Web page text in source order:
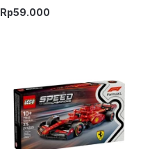
71049 Random
Rp59.000